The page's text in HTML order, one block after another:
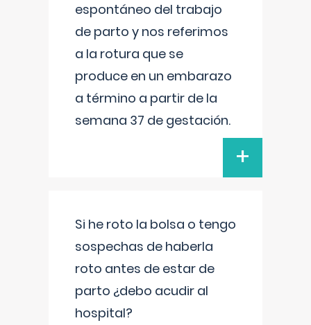
espontáneo del trabajo
de parto y nos referimos
a la rotura que se
produce en un embarazo
a término a partir de la
semana 37 de gestación.
+
Si he roto la bolsa o tengo
sospechas de haberla
roto antes de estar de
parto ¿debo acudir al
hospital?